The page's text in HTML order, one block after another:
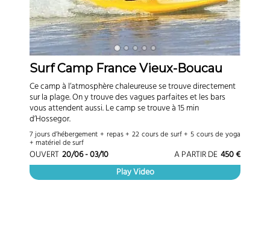
Surf Camp France Vieux-Boucau
Ce camp à l’atmosphère chaleureuse se trouve directement
sur la plage. On y trouve des vagues parfaites et les bars
vous attendent aussi. Le camp se trouve à 15 min
d’Hossegor.
7 jours d’hébergement + repas + 22 cours de surf + 5 cours de yoga
+ matériel de surf
OUVERT 20/06 - 03/10 A PARTIR DE 450 €
Play Video